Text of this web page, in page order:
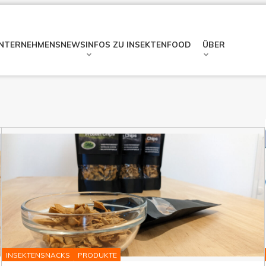
INFOS ZU INSEKTENFOOD ÜBER
INSEKTENSNACKS PRODUKTE